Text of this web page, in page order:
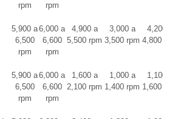
rpm
rpm
5,900 a
6,500
rpm
6,000 a
6,600
rpm
4,900 a
5,500 rpm
3,000 a
3,500 rpm
4,200
4,800
5,900 a
6,500
rpm
6,000 a
6,600
rpm
1,600 a
2,100 rpm
1,000 a
1,400 rpm
1,100
1,600